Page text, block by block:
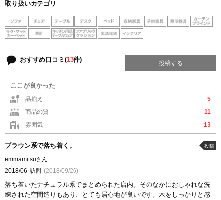
取り扱いカテゴリ
おすすめ口コミ(13件) 投稿する
ここが良かった
品揃え
5
商品の質
11
雰囲気
13
ブラウン系で落ち着く。 投稿
emmamitsuさん
2018/06 訪問 (2018/09/26)
落ち着いたナチュラル系でまとめられた店内。そのなかにおしゃれな洗
練された空間造りもあり、とても居心地が良いです。木をしっかりと感